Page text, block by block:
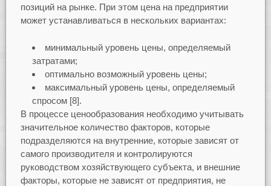
позиций на рынке. При этом цена на предприятии
может устанавливаться в нескольких вариантах:
минимальный уровень цены, определяемый
затратами;
оптимально возможный уровень цены;
максимальный уровень цены, определяемый
спросом [8].
В процессе ценообразования необходимо учитывать
значительное количество факторов, которые
подразделяются на внутренние, которые зависят от
самого производителя и контролируются
руководством хозяйствующего субъекта, и внешние
факторы, которые не зависят от предприятия, не